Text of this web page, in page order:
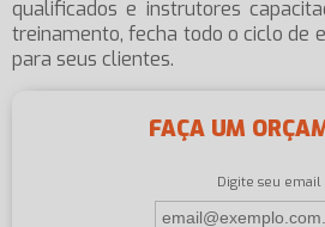
qualificados e instrutores
treinamento, fecha todo o ciclo de
para seus clientes.
FAÇA UM
Digite seu email